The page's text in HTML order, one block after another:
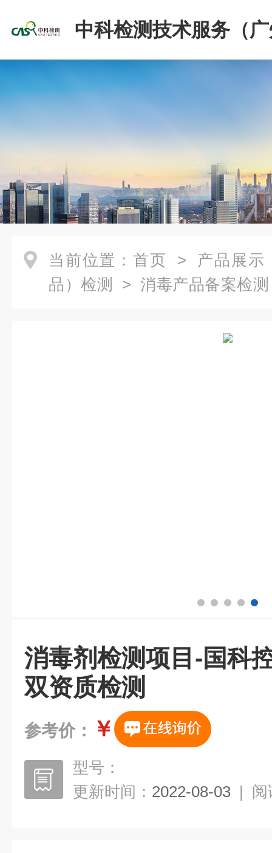
中科检测技术服务（
份有限公司
当前位置： 首页 > 产品展示
品）检测
> 消毒产品备案检测
消毒剂检测项目-国科
双资质检测
参考价： ￥
型号：
更新时间： 2022-08-03 | 阅